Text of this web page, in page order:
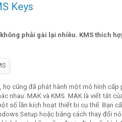
Keys
phải gài lại nhiều. KMS thích
cũng đã phát hành một mô hình cấp
nhau: MAK và KMS. MAK là viết tắt
số lần kích hoạt thiết bị cụ thể. Bạn
Setup hoặc bằng cách thay đổi